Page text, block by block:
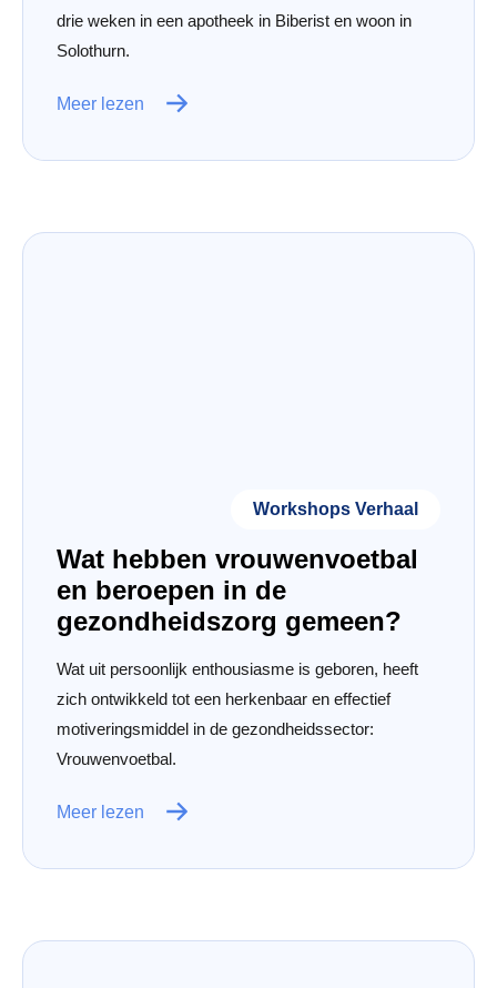
drie weken in een apotheek in Biberist en woon in
Solothurn.
Meer lezen
Workshops Verhaal
Wat hebben vrouwenvoetbal
en beroepen in de
gezondheidszorg gemeen?
Wat uit persoonlijk enthousiasme is geboren, heeft
zich ontwikkeld tot een herkenbaar en effectief
motiveringsmiddel in de gezondheidssector:
Vrouwenvoetbal.
Meer lezen